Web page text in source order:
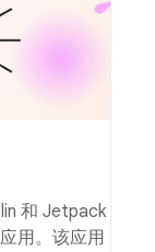
和 Jetpack
用。该应用